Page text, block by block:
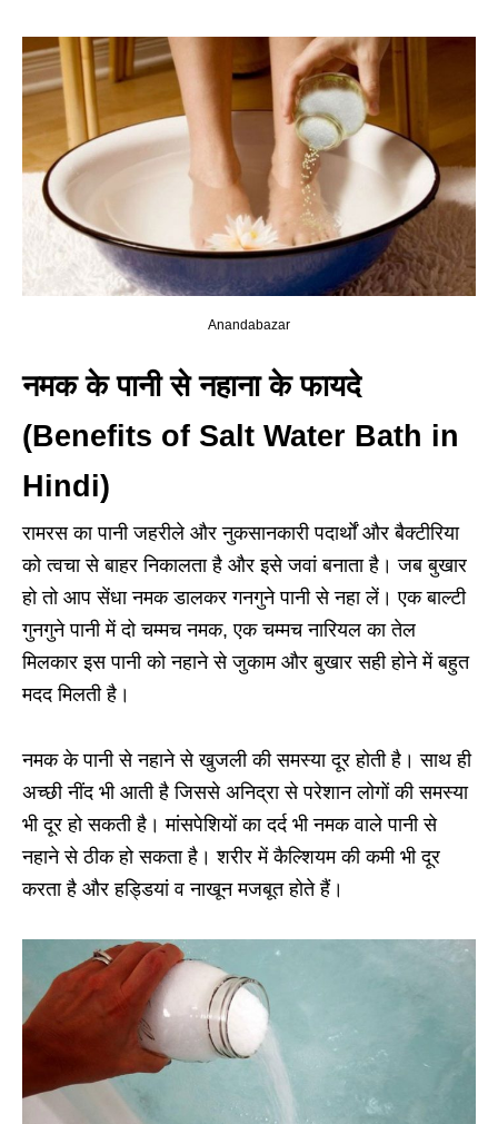
Anandabazar
नमक के पानी से नहाना के फायदे
(Benefits of Salt Water Bath in
Hindi)
रामरस का पानी जहरीले और नुकसानकारी पदार्थों और बैक्टीरिया
को त्वचा से बाहर निकालता है और इसे जवां बनाता है। जब बुखार
हो तो आप सेंधा नमक डालकर गनगुने पानी से नहा लें। एक बाल्टी
गुनगुने पानी में दो चम्मच नमक, एक चम्मच नारियल का तेल
मिलकार इस पानी को नहाने से जुकाम और बुखार सही होने में बहुत
मदद मिलती है।
नमक के पानी से नहाने से खुजली की समस्या दूर होती है। साथ ही
अच्छी नींद भी आती है जिससे अनिद्रा से परेशान लोगों की समस्या
भी दूर हो सकती है। मांसपेशियों का दर्द भी नमक वाले पानी से
नहाने से ठीक हो सकता है। शरीर में कैल्शियम की कमी भी दूर
करता है और हड्डियां व नाखून मजबूत होते हैं।